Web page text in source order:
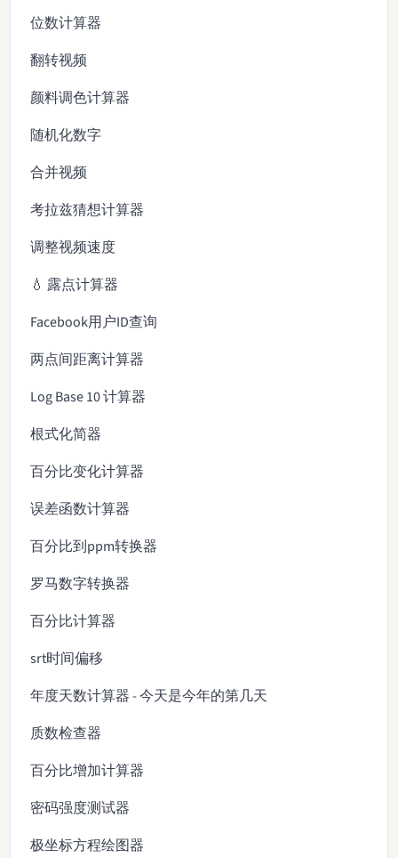
位数计算器
翻转视频
颜料调色计算器
随机化数字
合并视频
考拉兹猜想计算器
调整视频速度
💧 露点计算器
Facebook用户ID查询
两点间距离计算器
Log Base 10 计算器
根式化简器
百分比变化计算器
误差函数计算器
百分比到ppm转换器
罗马数字转换器
百分比计算器
srt时间偏移
年度天数计算器 - 今天是今年的第几天
质数检查器
百分比增加计算器
密码强度测试器
极坐标方程绘图器